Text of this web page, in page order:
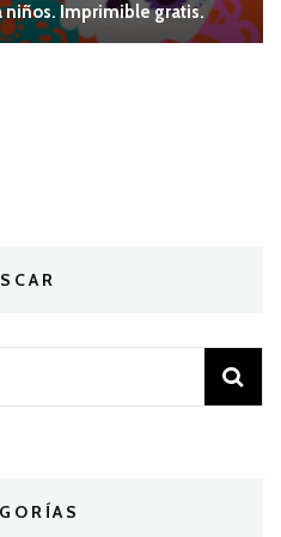
niños. Imprimible gratis.